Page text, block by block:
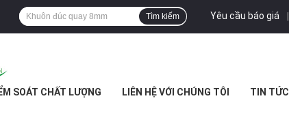
Yêu cầu báo giá |
Tìm kiếm
SOÁT CHẤT LƯỢNG LIÊN HỆ VỚI CHÚNG TÔI TIN TỨC